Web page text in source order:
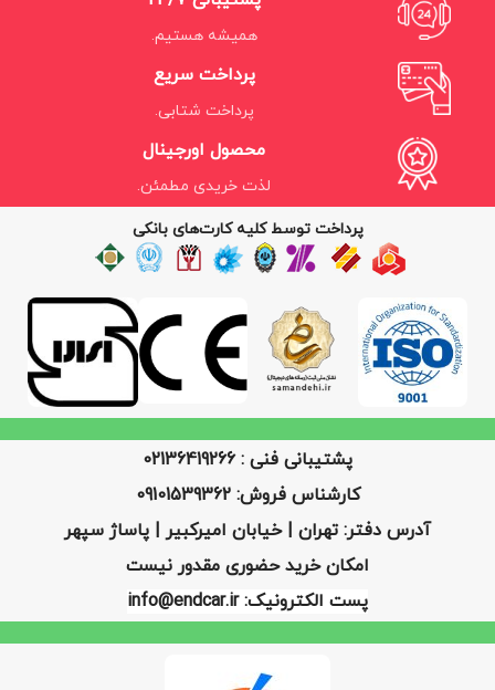
همیشه هستیم.
پرداخت سریع
پرداخت شتابی.
محصول اورجینال
لذت خریدی مطمئن.
پرداخت توسط کلیه کارت‌های بانکی
پشتیبانی فنی : 02136419266
کارشناس فروش: 09101539362
آدرس دفتر: تهران | خیابان امیرکبیر | پاساژ سپهر
امکان خرید حضوری مقدور نیست
پست الکترونیک: info@endcar.ir